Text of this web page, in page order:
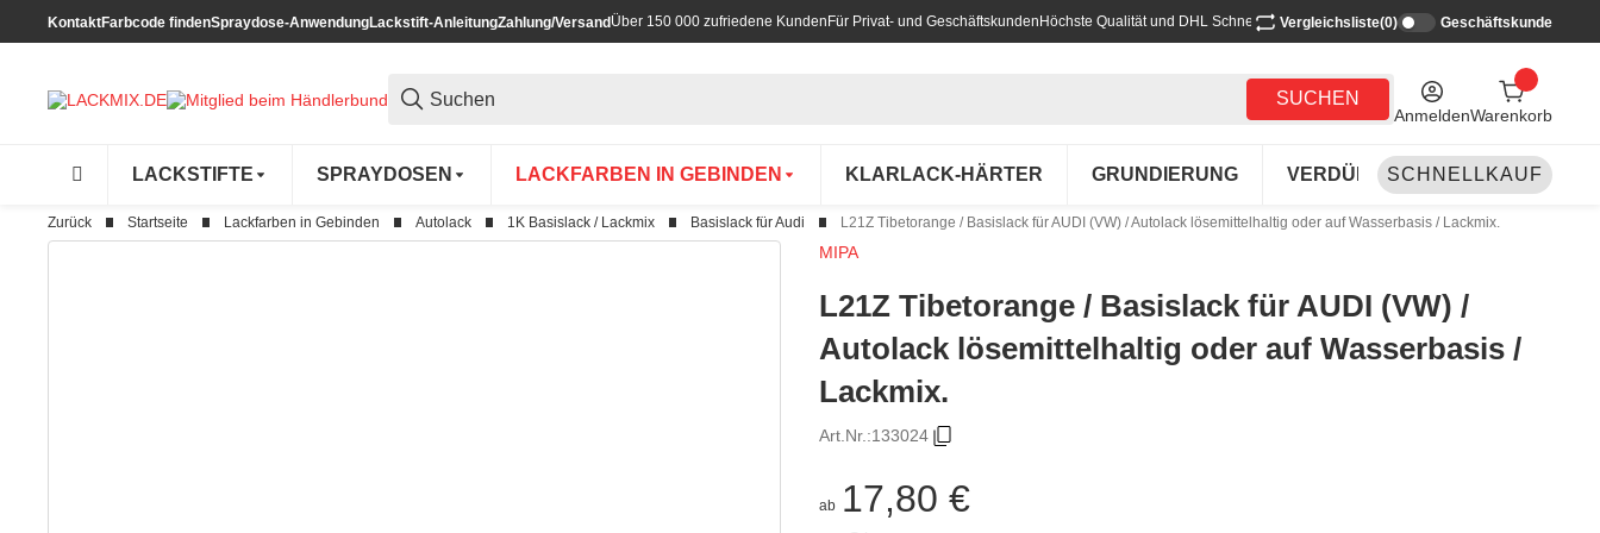
KontaktFarbcode findenSpraydose-AnwendungLackstift-AnleitungZahlung/VersandÜber 150 000 zufriedene Kunden Für Privat- und Geschäftskunden Höchste Qualität und DHL SchnellversandVergleichsliste(0) Geschäftskunde
SUCHEN
AnmeldenWarenkorb
LACKSTIFTE SPRAYDOSEN LACKFARBEN IN GEBINDEN KLARLACK-HÄRTER GRUNDIERUNG VERDÜNNEN-REINIGEN
SCHNELLKAUF
Zurück Startseite Lackfarben in Gebinden Autolack 1K Basislack / Lackmix Basislack für Audi L21Z Tibetorange / Basislack für AUDI (VW) / Autolack lösemittelhaltig oder auf Wasserbasis / Lackmix.
MIPA
L21Z Tibetorange / Basislack für AUDI (VW) /
Autolack lösemittelhaltig oder auf Wasserbasis /
Lackmix.
Art.Nr.:133024
ab 17,80 €